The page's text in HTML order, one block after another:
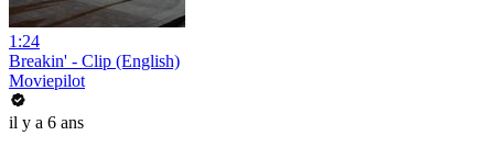
1:24
Breakin' - Clip (English)
Moviepilot
il y a 6 ans